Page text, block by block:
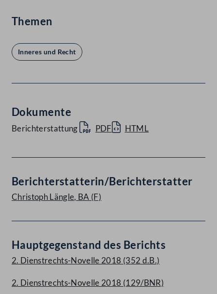
Themen
Inneres und Recht
Dokumente
Berichterstattung PDF HTML
Berichterstatterin/Berichterstatter
Christoph Längle, BA (F)
Hauptgegenstand des Berichts
2. Dienstrechts-Novelle 2018 (352 d.B.)
2. Dienstrechts-Novelle 2018 (129/BNR)